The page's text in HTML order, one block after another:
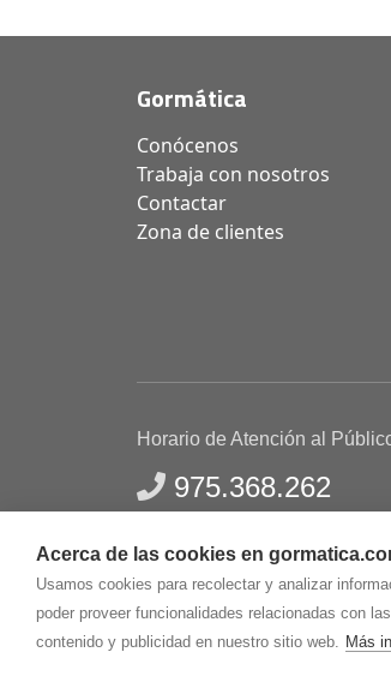
Acerca de las cookies en
Usamos cookies para recolectar y analizar
poder proveer funcionalidades relacionadas con
contenido y publicidad en nuestro sitio web. Más
Gormática
Conócenos
Trabaja con nosotros
Contactar
Zona de clientes
Horario de Atención al
975.368.262
Gormaz Informática S.L.C/